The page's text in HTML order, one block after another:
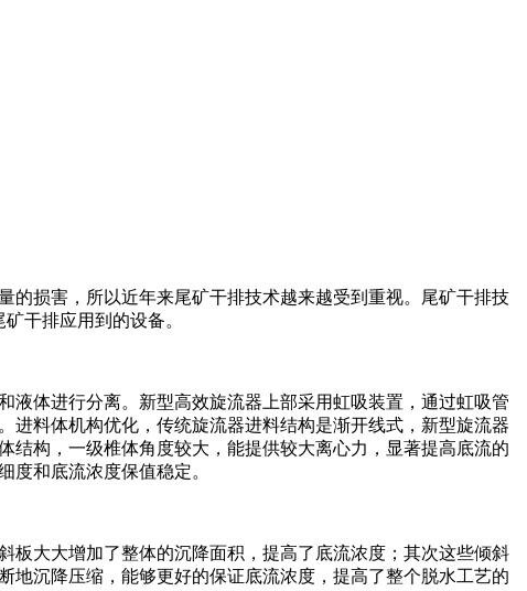
损害，所以近年来尾矿干排技术越来越受到重视。尾矿干排技
干排应用到的设备。
体进行分离。新型高效旋流器上部采用虹吸装置，通过虹吸管
进料体机构优化，传统旋流器进料结构是渐开线式，新型旋流器
构，一级椎体角度较大，能提供较大离心力，显著提高底流的
度和底流浓度保值稳定。
板大大增加了整体的沉降面积，提高了底流浓度；其次这些倾斜
沉降压缩，能够更好的保证底流浓度，提高了整个脱水工艺的